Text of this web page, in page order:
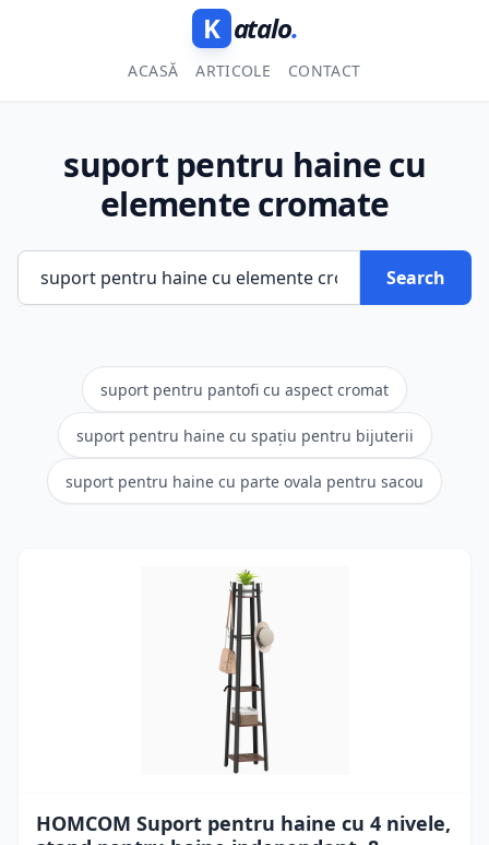
K atalo.
ACASĂ ARTICOLE CONTACT
suport pentru haine cu
elemente cromate
Search
suport pentru pantofi cu aspect cromat
suport pentru haine cu spațiu pentru bijuterii
suport pentru haine cu parte ovala pentru sacou
HOMCOM Suport pentru haine cu 4 nivele,